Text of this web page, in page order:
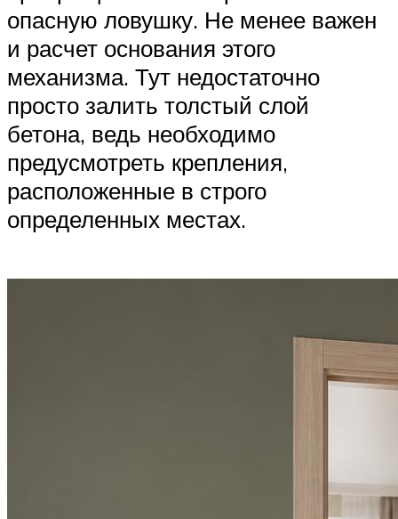
опасную ловушку. Не менее важен
и расчет основания этого
механизма. Тут недостаточно
просто залить толстый слой
бетона, ведь необходимо
предусмотреть крепления,
расположенные в строго
определенных местах.